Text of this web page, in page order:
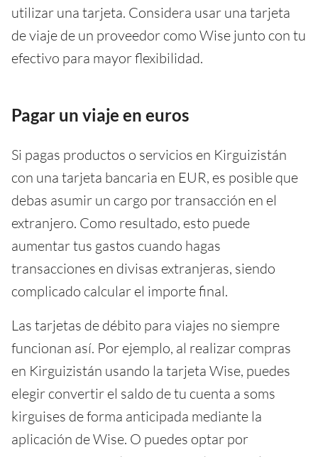
utilizar una tarjeta. Considera usar una tarjeta
de viaje de un proveedor como Wise junto con tu
efectivo para mayor flexibilidad.
Pagar un viaje en euros
Si pagas productos o servicios en Kirguizistán
con una tarjeta bancaria en EUR, es posible que
debas asumir un cargo por transacción en el
extranjero. Como resultado, esto puede
aumentar tus gastos cuando hagas
transacciones en divisas extranjeras, siendo
complicado calcular el importe final.
Las tarjetas de débito para viajes no siempre
funcionan así. Por ejemplo, al realizar compras
en Kirguizistán usando la tarjeta Wise, puedes
elegir convertir el saldo de tu cuenta a soms
kirguises de forma anticipada mediante la
aplicación de Wise. O puedes optar por